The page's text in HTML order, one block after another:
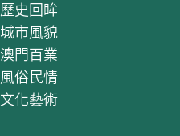
歷史回眸
城市風貌
澳門百業
風俗民情
文化藝術